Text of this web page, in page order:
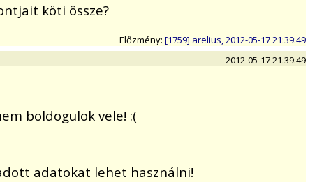
köti össze?
Előzmény: [1759] arelius, 2012-05-17 21:39:49
2012-05-17 21:39:49
boldogulok vele! :(
adatokat lehet használni!